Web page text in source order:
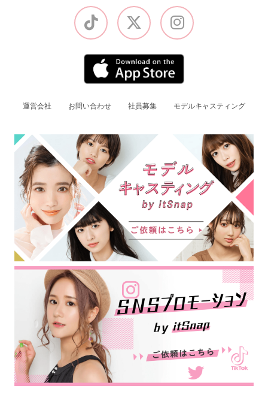
運営会社 お問い合わせ 社員募集 モデルキャスティング